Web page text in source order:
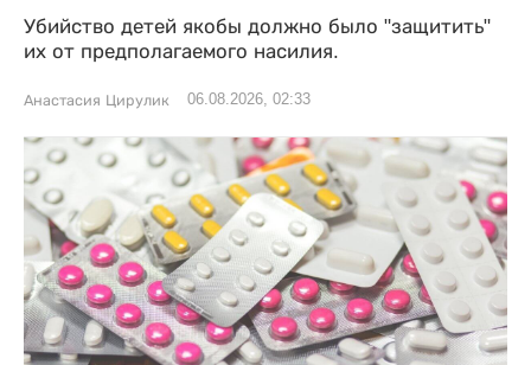
Убийство детей якобы должно было "защитить"
их от предполагаемого насилия.
Анастасия Цирулик 06.08.2026, 02:33